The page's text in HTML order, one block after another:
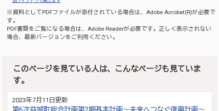
※資料としてPDFファイルが添付されている場合は、Adobe Acrobat(R)が必要で
す。
PDF書類をご覧になる場合は、Adobe Readerが必要です。正しく表示されない
場合、最新バージョンをご利用ください。
このページを見ている人は、こんなページも見ていま
す。
2023年7月11日更新